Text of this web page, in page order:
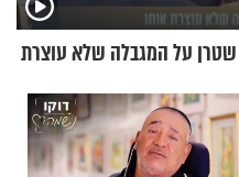
על המגבלה שלא עוצרת